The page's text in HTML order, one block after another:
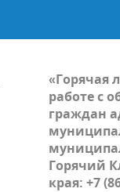
«Горячая
работе с
граждан
Горячий
края: +7